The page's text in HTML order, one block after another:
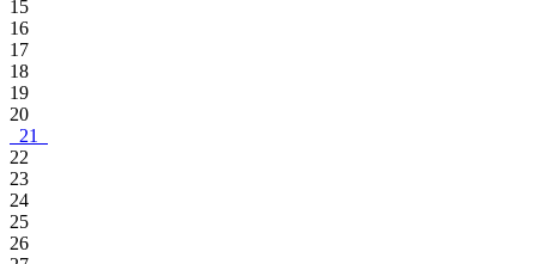
15
16
17
18
19
20
21
22
23
24
25
26